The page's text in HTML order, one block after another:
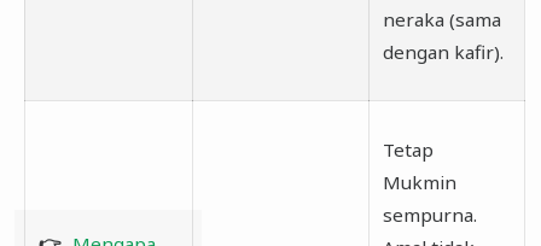
neraka (sama
dengan kafir).
Tetap
Mukmin
sempurna.